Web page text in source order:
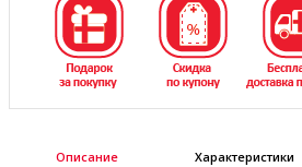
Описание Характеристики